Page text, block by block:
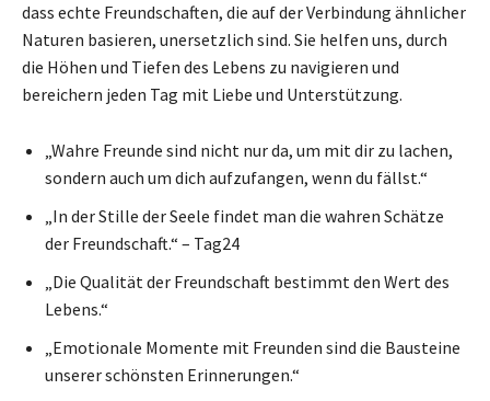
dass echte Freundschaften, die auf der Verbindung ähnlicher
Naturen basieren, unersetzlich sind. Sie helfen uns, durch
die Höhen und Tiefen des Lebens zu navigieren und
bereichern jeden Tag mit Liebe und Unterstützung.
„Wahre Freunde sind nicht nur da, um mit dir zu lachen,
sondern auch um dich aufzufangen, wenn du fällst.“
„In der Stille der Seele findet man die wahren Schätze
der Freundschaft.“ – Tag24
„Die Qualität der Freundschaft bestimmt den Wert des
Lebens.“
„Emotionale Momente mit Freunden sind die Bausteine
unserer schönsten Erinnerungen.“